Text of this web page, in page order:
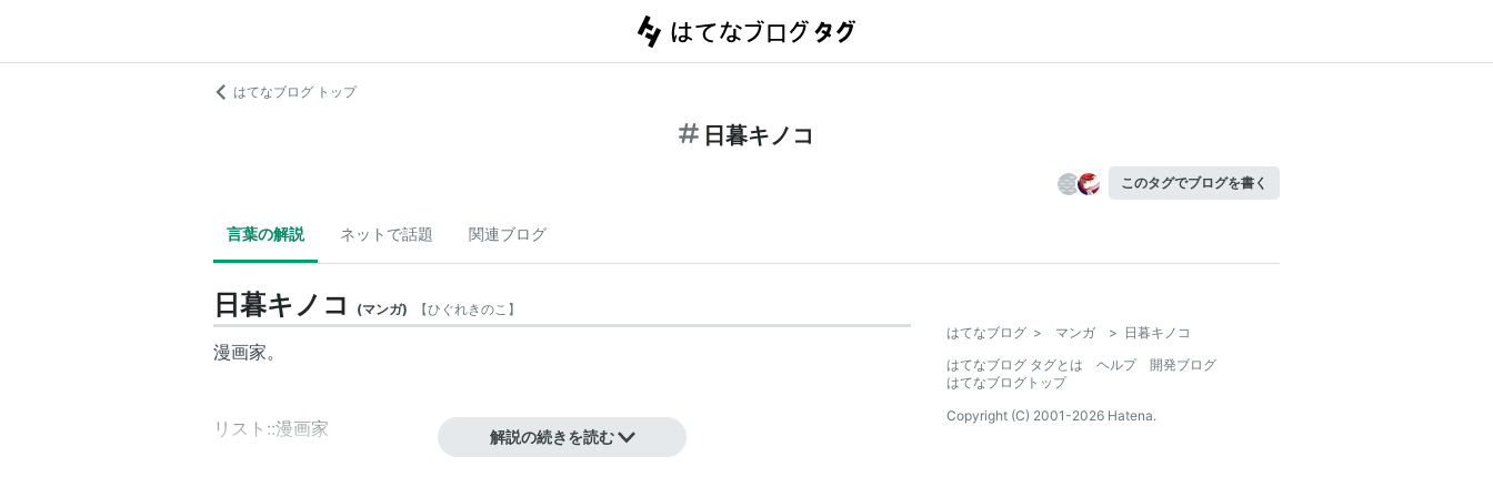
はてなブログ トップ
日暮キノコ
このタグでブログを書く
言葉の解説 ネットで話題 関連ブログ
日暮キノコ (マンガ) 【ひぐれきのこ 】
漫画家。
リスト::漫画家 解説の続きを読む
はてなブログ > マンガ > 日暮キノコ
はてなブログ タグとは
ヘルプ
開発ブログ
はてなブログトップ
Copyright (C) 2001-2026 Hatena.